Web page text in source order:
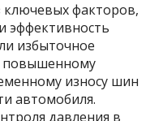
факторов,
эффективность
избыточное
повышенному
износу шин
автомобиля.
давления в